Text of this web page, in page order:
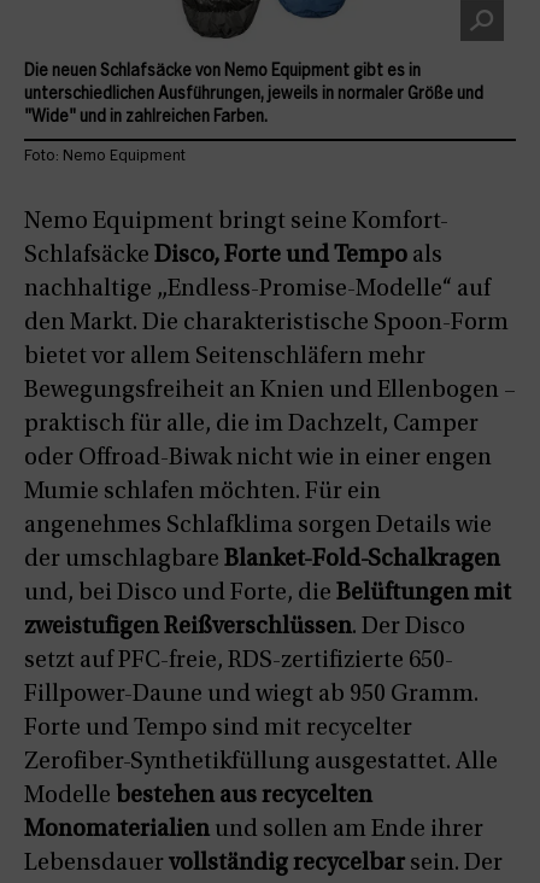
Die neuen Schlafsäcke von Nemo Equipment gibt es in
unterschiedlichen Ausführungen, jeweils in normaler Größe und
"Wide" und in zahlreichen Farben.
Foto: Nemo Equipment
Nemo Equipment bringt seine Komfort-
Schlafsäcke Disco, Forte und Tempo als
nachhaltige „Endless-Promise-Modelle“ auf
den Markt. Die charakteristische Spoon-Form
bietet vor allem Seitenschläfern mehr
Bewegungsfreiheit an Knien und Ellenbogen –
praktisch für alle, die im Dachzelt, Camper
oder Offroad-Biwak nicht wie in einer engen
Mumie schlafen möchten. Für ein
angenehmes Schlafklima sorgen Details wie
der umschlagbare Blanket-Fold-Schalkragen
und, bei Disco und Forte, die Belüftungen mit
zweistufigen Reißverschlüssen. Der Disco
setzt auf PFC-freie, RDS-zertifizierte 650-
Fillpower-Daune und wiegt ab 950 Gramm.
Forte und Tempo sind mit recycelter
Zerofiber-Synthetikfüllung ausgestattet. Alle
Modelle bestehen aus recycelten
Monomaterialien und sollen am Ende ihrer
Lebensdauer vollständig recycelbar sein. Der